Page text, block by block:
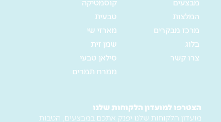
המלצות
מרכז מבקרים
בלוג
צרו קשר
טבעית
מארזי שי
שמן זית
סילאן טבעי
ממרח תמרים
הצטרפו למועדון הלקוחות שלנו
מועדון הלקוחות שלנו יפנק אתכם במבצעים, הטבות